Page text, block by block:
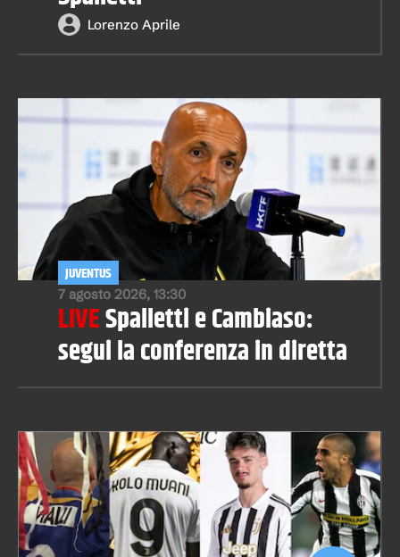
Lorenzo Aprile
7 agosto 2026, 13:30
JUVENTUS
LIVESpalletti e Cambiaso:
segui la conferenza in diretta